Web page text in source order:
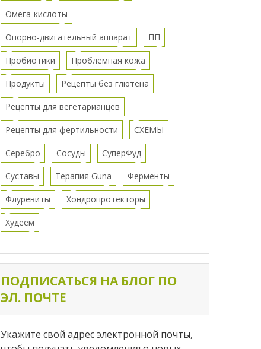
Омега-кислоты
Опорно-двигательный аппарат ПП
Пробиотики Проблемная кожа
Продукты Рецепты без глютена
Рецепты для вегетарианцев
Рецепты для фертильности СХЕМЫ
Серебро Сосуды СуперФуд
Суставы Терапия Guna Ферменты
Флуревиты Хондропротекторы
Худеем
ПОДПИСАТЬСЯ НА БЛОГ ПО
ЭЛ. ПОЧТЕ
Укажите свой адрес электронной почты,